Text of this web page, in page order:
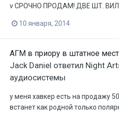
v СРОЧНО ПРОДАМ! ДВЕ ШТ.
10 января, 2014
АГМ в приору в штатное
Jack Daniel ответил Night
аудиосистемы
у меня хавкер есть на продажу
встанет как родной только